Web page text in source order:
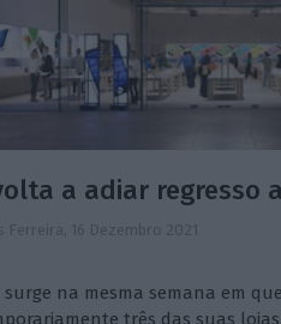
a adiar regresso
Ferreira, 16 Dezembro 2021
surge na mesma semana em
três das suas